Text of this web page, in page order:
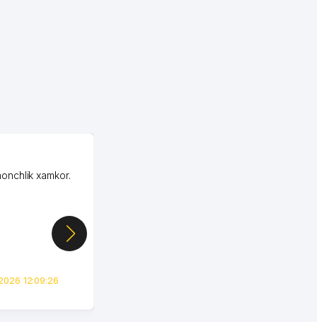
xamkor.
12:09:26